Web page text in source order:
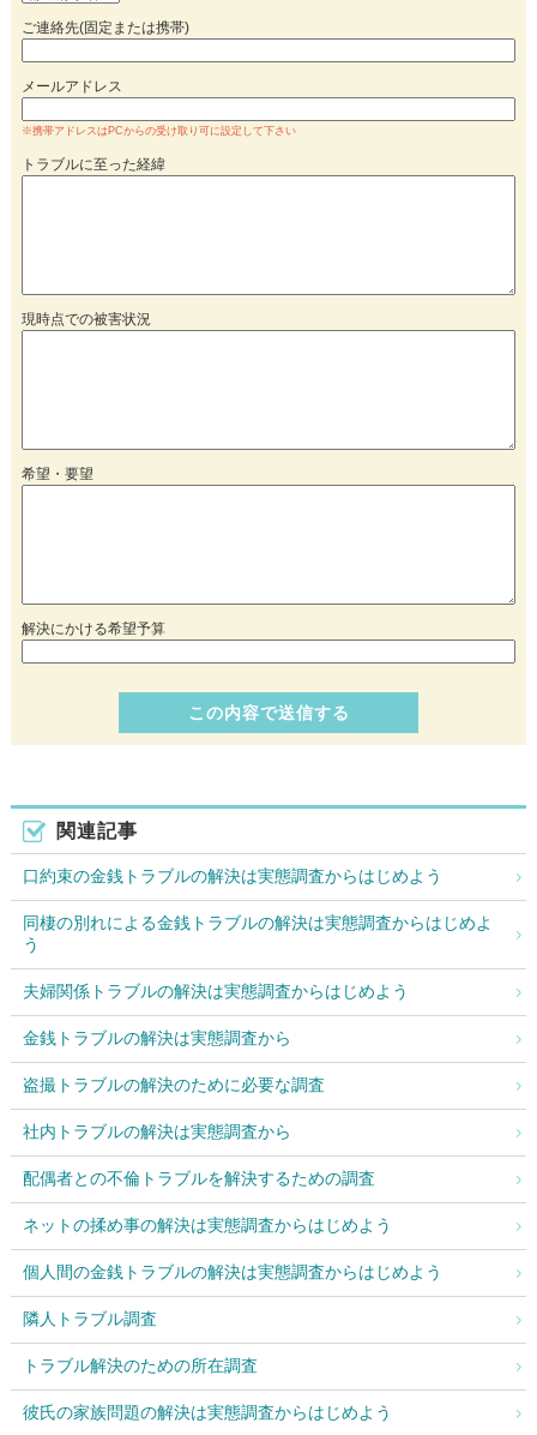
ご連絡先(固定または携帯)
メールアドレス
※携帯アドレスはPCからの受け取り可に設定して下さい
トラブルに至った経緯
現時点での被害状況
希望・要望
解決にかける希望予算
関連記事
口約束の金銭トラブルの解決は実態調査からはじめよう
同棲の別れによる金銭トラブルの解決は実態調査からはじめよ
う
夫婦関係トラブルの解決は実態調査からはじめよう
金銭トラブルの解決は実態調査から
盗撮トラブルの解決のために必要な調査
社内トラブルの解決は実態調査から
配偶者との不倫トラブルを解決するための調査
ネットの揉め事の解決は実態調査からはじめよう
個人間の金銭トラブルの解決は実態調査からはじめよう
隣人トラブル調査
トラブル解決のための所在調査
彼氏の家族問題の解決は実態調査からはじめよう